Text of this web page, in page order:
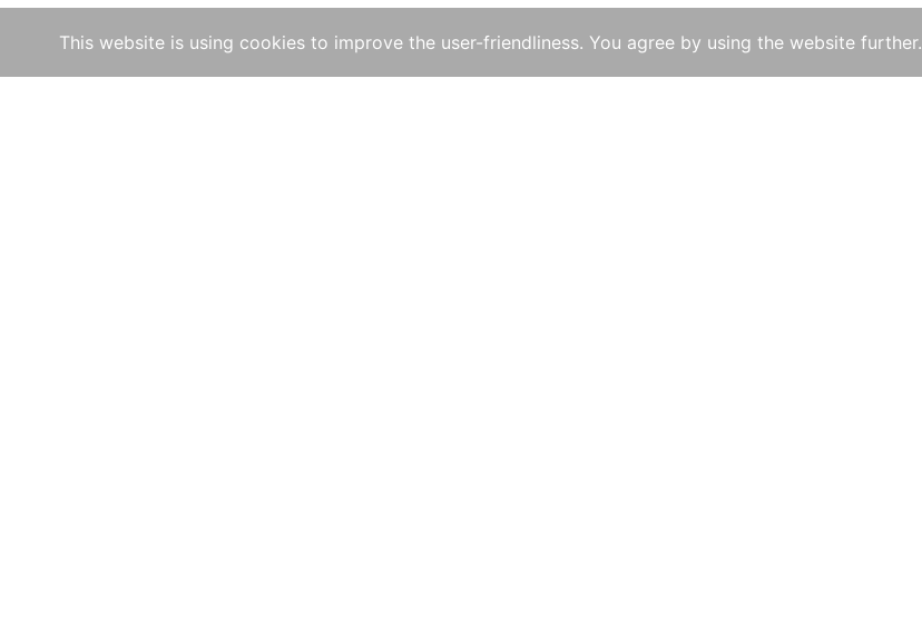
This website is using cookies to improve the user-friendliness. You agree by using the website further.